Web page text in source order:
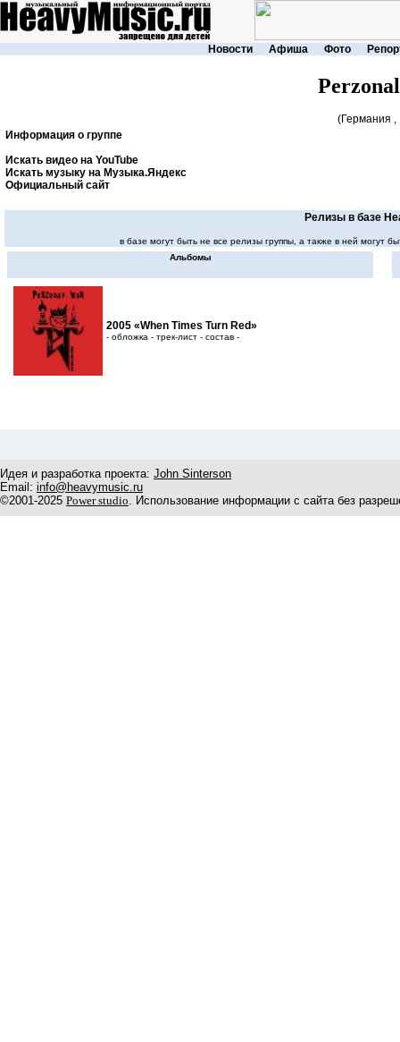
Новости Афиша Фото
(Германия ,
Информация о группе
Искать видео на YouTube
Искать музыку на Музыка.Яндекс
Официальный сайт
Релизы в базе
в базе могут быть не все релизы группы, а также в ней
Альбомы
2005 «When Times Turn Red»
- обложка - трек-лист - состав -
Идея и разработка проекта: John Sinterson
Email: info@heavymusic.ru
©2001-2025 Power studio. Использование информации с сайта без